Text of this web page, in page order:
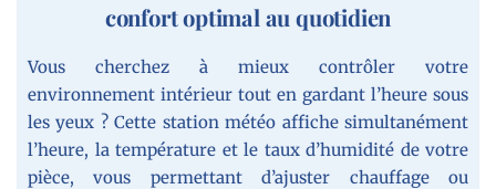
confort optimal au quotidien
Vous cherchez à mieux contrôler votre
environnement intérieur tout en gardant l’heure sous
les yeux ? Cette station météo affiche simultanément
l’heure, la température et le taux d’humidité de votre
pièce, vous permettant d’ajuster chauffage ou